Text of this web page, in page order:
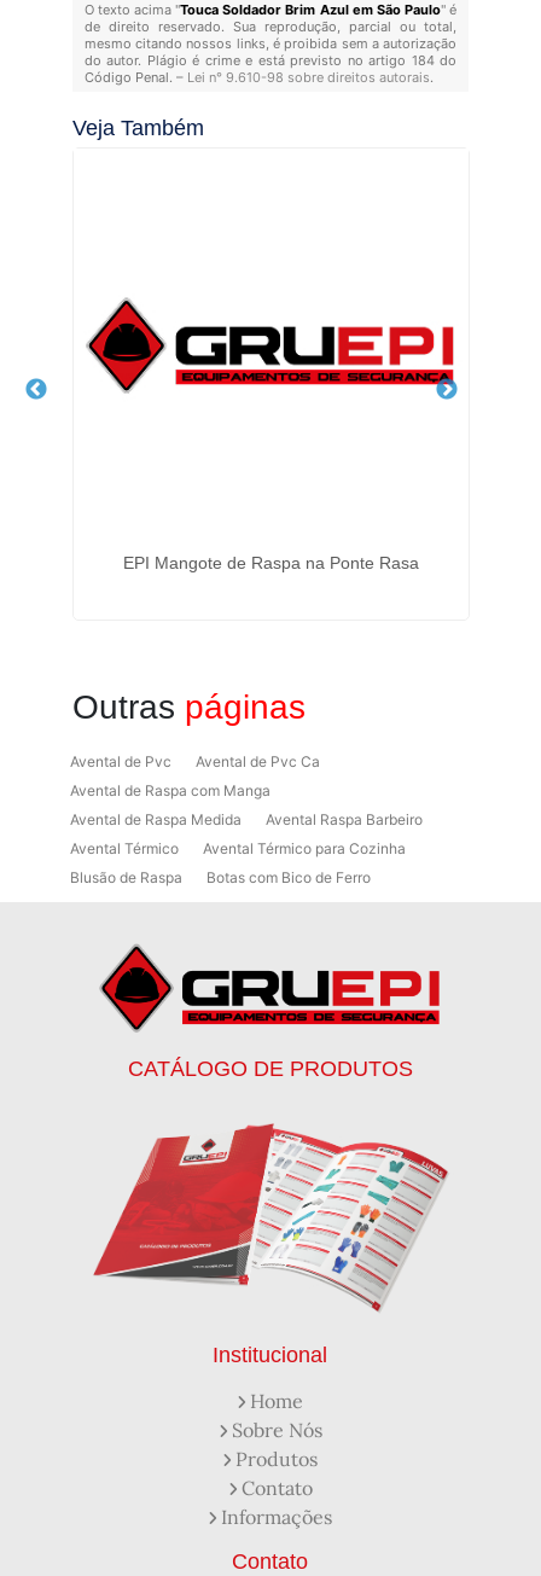
O texto acima "Touca Soldador Brim Azul em São Paulo" é
de direito reservado. Sua reprodução, parcial ou total,
mesmo citando nossos links, é proibida sem a autorização
do autor. Plágio é crime e está previsto no artigo 184 do
Código Penal. – Lei n° 9.610-98 sobre direitos autorais.
Veja Também
EPI Mangote de Raspa na Ponte Rasa
Outras páginas
Avental de Pvc
Avental de Pvc Ca
Avental de Raspa com Manga
Avental de Raspa Medida
Avental Raspa Barbeiro
Avental Térmico
Avental Térmico para Cozinha
Blusão de Raspa
Botas com Bico de Ferro
Botinas
Botinas Bico de Ferro
Botinas de Segurança
Botinas de Trabalho
Botinas EPI
Botinas Masculinas para Trabalho
Calçados de Segurança
Calçados de Segurança Epi
Capacete de Segurança Ca
Capacete de Segurança Classe b
Capacetes de Proteção
Capacetes de Proteção EPI
Capacetes de Segurança
Capacetes EPI
Capa de Chuva Pvc Amarela C/ Forro e Capuz
Capa de Chuva Pvc Preta C/ Forro e Capuz
Como Protetor Solar Funciona
Creme Protetor da Pele
Creme Protetor para Pele
Desengraxante Industrial
Desengraxante Industrial Biodegradável
Desengraxante o Que é
CATÁLOGO DE PRODUTOS
Institucional
Home
Sobre Nós
Produtos
Contato
Informações
Contato